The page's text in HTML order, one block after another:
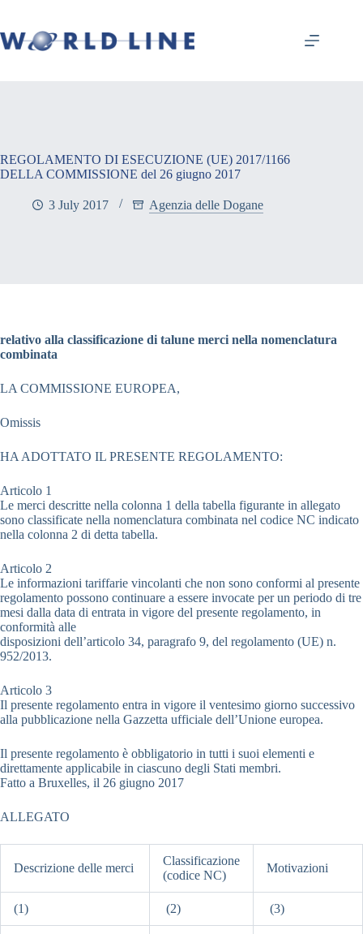
REGOLAMENTO DI ESECUZIONE (UE) 2017/1166
DELLA COMMISSIONE del 26 giugno 2017
3 July 2017 Agenzia delle Dogane
relativo alla classificazione di talune merci nella nomenclatura
combinata
LA COMMISSIONE EUROPEA,
Omissis
HA ADOTTATO IL PRESENTE REGOLAMENTO:
Articolo 1
Le merci descritte nella colonna 1 della tabella figurante in allegato
sono classificate nella nomenclatura combinata nel codice NC indicato
nella colonna 2 di detta tabella.
Articolo 2
Le informazioni tariffarie vincolanti che non sono conformi al presente
regolamento possono continuare a essere invocate per un periodo di tre
mesi dalla data di entrata in vigore del presente regolamento, in
conformità alle
disposizioni dell’articolo 34, paragrafo 9, del regolamento (UE) n.
952/2013.
Articolo 3
Il presente regolamento entra in vigore il ventesimo giorno successivo
alla pubblicazione nella Gazzetta ufficiale dell’Unione europea.
Il presente regolamento è obbligatorio in tutti i suoi elementi e
direttamente applicabile in ciascuno degli Stati membri.
Fatto a Bruxelles, il 26 giugno 2017
ALLEGATO
Descrizione delle merci
Classificazione
(codice NC)
Motivazioni
(1) (2) (3)